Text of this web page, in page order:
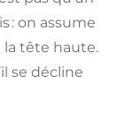
: on assume
tête haute.
se décline